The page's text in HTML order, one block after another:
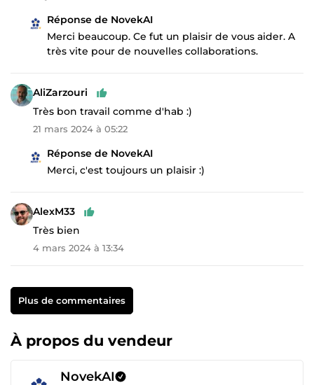
Réponse de NovekAI
Merci beaucoup. Ce fut un plaisir de vous aider. A
très vite pour de nouvelles collaborations.
AliZarzouri
Très bon travail comme d'hab :)
21 mars 2024 à 05:22
Réponse de NovekAI
Merci, c'est toujours un plaisir :)
AlexM33
Très bien
4 mars 2024 à 13:34
Plus de commentaires
À propos du vendeur
NovekAI